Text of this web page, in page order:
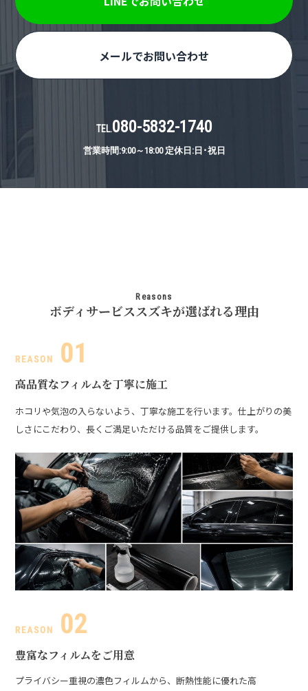
メールでお問い合わせ
TEL.080-5832-1740
営業時間:9:00～18:00 定休日:日･祝日
Reasons
ボディサービススズキが選ばれる理由
高品質なフィルムを丁寧に施工
ホコリや気泡の入らないよう、丁寧な施工を行います。仕上がりの美
しさにこだわり、長くご満足いただける品質をご提供します。
豊富なフィルムをご用意
プライバシー重視の濃色フィルムから、断熱性能に優れた高